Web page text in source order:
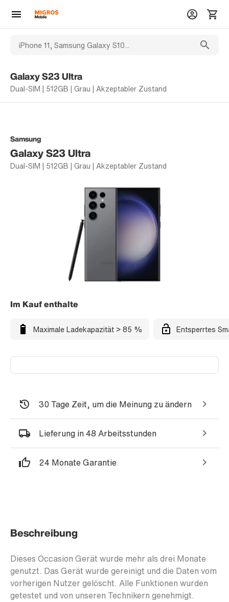
Galaxy S23 Ultra
Dual-SIM | 512GB | Grau | Akzeptabler Zustand
Samsung
Galaxy S23 Ultra
Dual-SIM | 512GB | Grau | Akzeptabler Zustand
Im Kauf enthalte
Maximale Ladekapazität > 85 % Entsperrtes
30 Tage Zeit, um die Meinung zu ändern
Lieferung in 48 Arbeitsstunden
24 Monate Garantie
Beschreibung
Dieses Occasion Gerät wurde mehr als drei Monate
genutzt. Das Gerät wurde gereinigt und die Daten vom
vorherigen Nutzer gelöscht. Alle Funktionen wurden
getestet und von unseren Technikern genehmigt.